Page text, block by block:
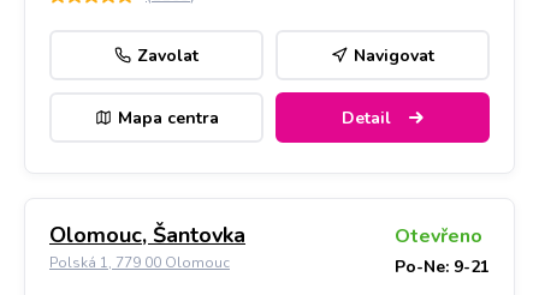
Zavolat Navigovat
Mapa centra Detail
Olomouc, Šantovka
Polská 1, 779 00 Olomouc
Otevřeno
Po-Ne: 9-21